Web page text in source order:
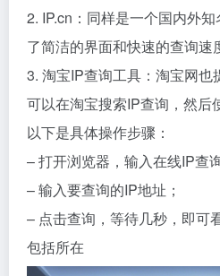
2. IP.cn：同样是一个国内外
了简洁的界面和快速的查询速
3. 淘宝IP查询工具：淘宝网也
可以在淘宝搜索IP查询，然后
以下是具体操作步骤：
– 打开浏览器，输入在线IP查
– 输入要查询的IP地址；
– 点击查询，等待几秒，即可
包括所在